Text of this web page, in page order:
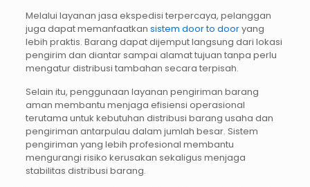
Melalui layanan jasa ekspedisi terpercaya, pelanggan
juga dapat memanfaatkan sistem door to dooryang
lebih praktis. Barang dapat dijemput langsung dari lokasi
pengirim dan diantar sampai alamat tujuan tanpa perlu
mengatur distribusi tambahan secara terpisah.
Selain itu, penggunaan layanan pengiriman barang
aman membantu menjaga efisiensi operasional
terutama untuk kebutuhan distribusi barang usaha dan
pengiriman antarpulau dalam jumlah besar. Sistem
pengiriman yang lebih profesional membantu
mengurangi risiko kerusakan sekaligus menjaga
stabilitas distribusi barang.